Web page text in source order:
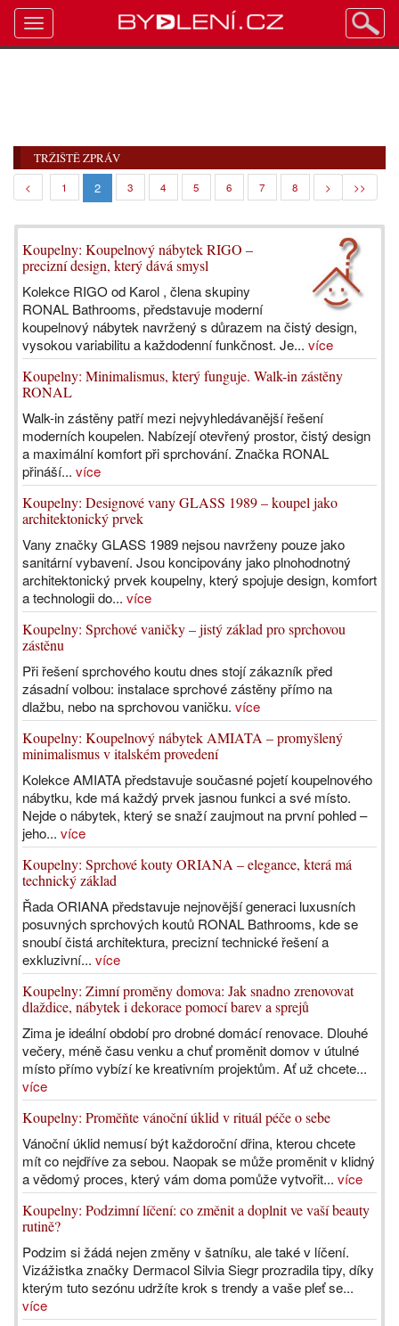
TRŽIŠTĚ ZPRÁV
< 1 2 3 4 5 6 7 8 > >>
Koupelny: Koupelnový nábytek RIGO –
precizní design, který dává smysl
Kolekce RIGO od Karol , člena skupiny
RONAL Bathrooms, představuje moderní
koupelnový nábytek navržený s důrazem na čistý design,
vysokou variabilitu a každodenní funkčnost. Je... více
Koupelny: Minimalismus, který funguje. Walk-in zástěny
RONAL
Walk-in zástěny patří mezi nejvyhledávanější řešení
moderních koupelen. Nabízejí otevřený prostor, čistý design
a maximální komfort při sprchování. Značka RONAL
přináší... více
Koupelny: Designové vany GLASS 1989 – koupel jako
architektonický prvek
Vany značky GLASS 1989 nejsou navrženy pouze jako
sanitární vybavení. Jsou koncipovány jako plnohodnotný
architektonický prvek koupelny, který spojuje design, komfort
a technologii do... více
Koupelny: Sprchové vaničky – jistý základ pro sprchovou
zástěnu
Při řešení sprchového koutu dnes stojí zákazník před
zásadní volbou: instalace sprchové zástěny přímo na
dlažbu, nebo na sprchovou vaničku. více
Koupelny: Koupelnový nábytek AMIATA – promyšlený
minimalismus v italském provedení
Kolekce AMIATA představuje současné pojetí koupelnového
nábytku, kde má každý prvek jasnou funkci a své místo.
Nejde o nábytek, který se snaží zaujmout na první pohled –
jeho... více
Koupelny: Sprchové kouty ORIANA – elegance, která má
technický základ
Řada ORIANA představuje nejnovější generaci luxusních
posuvných sprchových koutů RONAL Bathrooms, kde se
snoubí čistá architektura, precizní technické řešení a
exkluzivní... více
Koupelny: Zimní proměny domova: Jak snadno zrenovovat
dlaždice, nábytek i dekorace pomocí barev a sprejů
Zima je ideální období pro drobné domácí renovace. Dlouhé
večery, méně času venku a chuť proměnit domov v útulné
místo přímo vybízí ke kreativním projektům. Ať už chcete...
více
Koupelny: Proměňte vánoční úklid v rituál péče o sebe
Vánoční úklid nemusí být každoroční dřina, kterou chcete
mít co nejdříve za sebou. Naopak se může proměnit v klidný
a vědomý proces, který vám doma pomůže vytvořit... více
Koupelny: Podzimní líčení: co změnit a doplnit ve vaší beauty
rutině?
Podzim si žádá nejen změny v šatníku, ale také v líčení.
Vizážistka značky Dermacol Silvia Siegr prozradila tipy, díky
kterým tuto sezónu udržíte krok s trendy a vaše pleť se...
více
Toggle
navigation